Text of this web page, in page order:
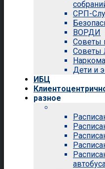
СРП-
ВОРДИ
Советы
Советы
Дети и
ИБЦ
разное